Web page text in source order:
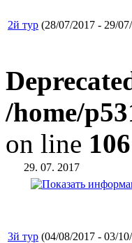
2й тур (28/07/2017 - 29/
/home/
on line 106
29. 07. 2017
3й тур (04/08/2017 - 03/